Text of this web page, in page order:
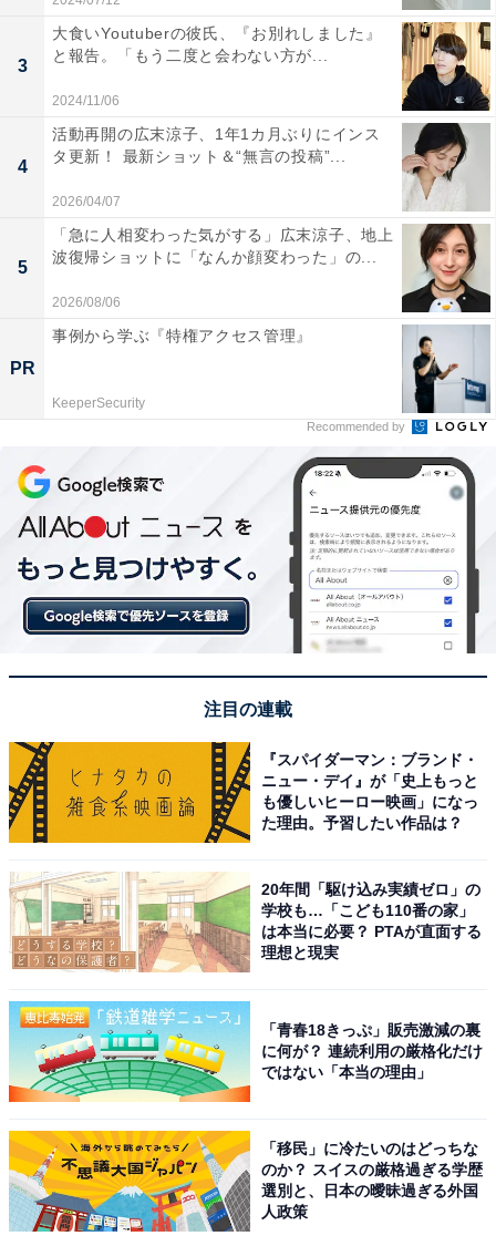
3
大食いYoutuberの彼氏、『お別れしました』
と報告。「もう二度と会わない方が...
2024/11/06
4
活動再開の広末涼子、1年1カ月ぶりにインス
タ更新！ 最新ショット＆“無言の投稿”...
2026/04/07
5
「急に人相変わった気がする」広末涼子、地上
波復帰ショットに「なんか顔変わった」の...
2026/08/06
PR
事例から学ぶ『特権アクセス管理』
KeeperSecurity
Recommended by
注目の連載
『スパイダーマン：ブランド・
ニュー・デイ』が「史上もっと
も優しいヒーロー映画」になっ
た理由。予習したい作品は？
20年間「駆け込み実績ゼロ」の
学校も…「こども110番の家」
は本当に必要？ PTAが直面する
理想と現実
「青春18きっぷ」販売激減の裏
に何が？ 連続利用の厳格化だけ
ではない「本当の理由」
「移民」に冷たいのはどっちな
のか？ スイスの厳格過ぎる学歴
選別と、日本の曖昧過ぎる外国
人政策